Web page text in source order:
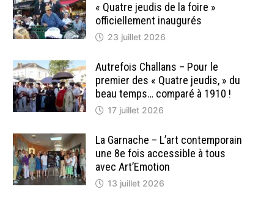
« Quatre jeudis de la foire »
officiellement inaugurés
23 juillet 2026
Autrefois Challans – Pour le
premier des « Quatre jeudis, » du
beau temps… comparé à 1910 !
17 juillet 2026
La Garnache – L’art contemporain
une 8e fois accessible à tous
avec Art’Emotion
13 juillet 2026